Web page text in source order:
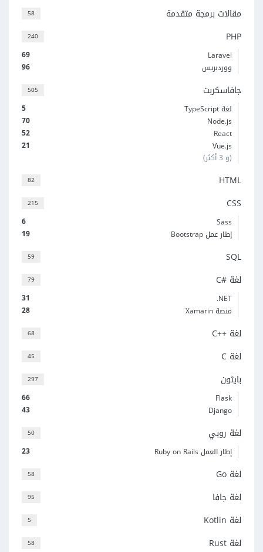
58 مقالات برمجة متقدمة
240 PHP
69
Laravel
96
ووردبريس
505 جافاسكربت
5
لغة TypeScript
70
Node.js
52
React
21
Vue.js
(و 3 أكثر)
82 HTML
215 CSS
6
Sass
19
إطار عمل Bootstrap
59 SQL
79 لغة C#‎
31
‎.NET
28
منصة Xamarin
68 لغة C++‎
45 لغة C
297 بايثون
66
Flask
43
Django
50 لغة روبي
23 إطار العمل Ruby on Rails
58 لغة Go
95 لغة جافا
5 لغة Kotlin
58 لغة Rust